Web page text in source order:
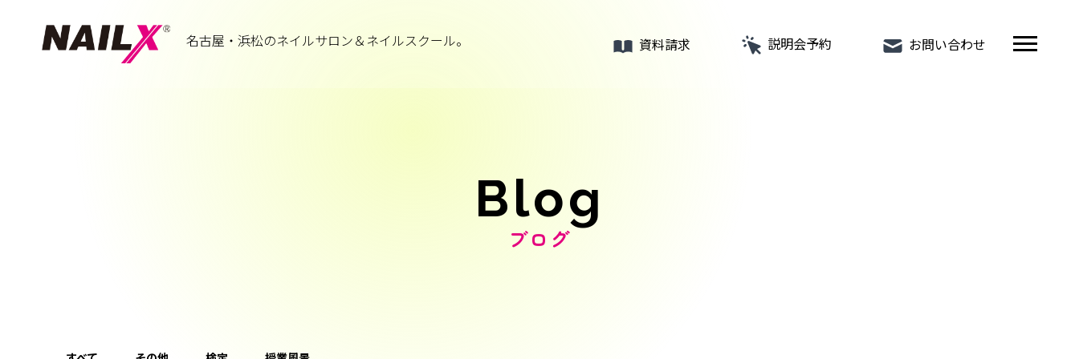
名古屋・浜松のネイルサロン＆ネイルスクール。 資料請求 説明会予約 お問い合わせ
Blog
ブログ